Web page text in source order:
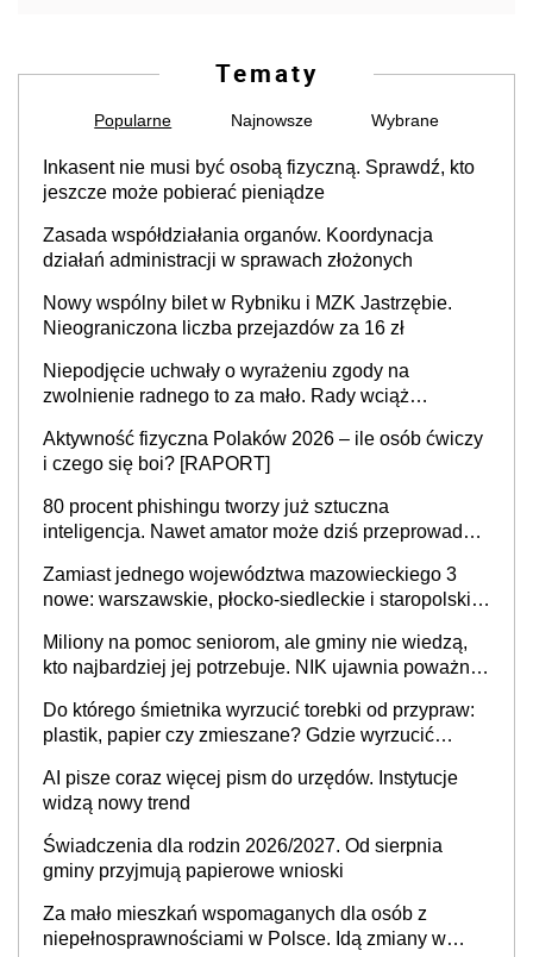
Tematy
Popularne Najnowsze Wybrane
Inkasent nie musi być osobą fizyczną. Sprawdź, kto
jeszcze może pobierać pieniądze
Zasada współdziałania organów. Koordynacja
działań administracji w sprawach złożonych
Nowy wspólny bilet w Rybniku i MZK Jastrzębie.
Nieograniczona liczba przejazdów za 16 zł
Niepodjęcie uchwały o wyrażeniu zgody na
zwolnienie radnego to za mało. Rady wciąż
sprawy
Aktywność fizyczna Polaków 2026 – ile osób ćwiczy
i czego się boi? [RAPORT]
80 procent phishingu tworzy już sztuczna
inteligencja. Nawet amator może dziś przeprowadzić
Zamiast jednego województwa mazowieckiego 3
nowe: warszawskie, płocko-siedleckie i staropolskie.
stołecznych
Miliony na pomoc seniorom, ale gminy nie wiedzą,
kto najbardziej jej potrzebuje. NIK ujawnia poważną
Do którego śmietnika wyrzucić torebki od przypraw:
plastik, papier czy zmieszane? Gdzie wyrzucić
AI pisze coraz więcej pism do urzędów. Instytucje
widzą nowy trend
Świadczenia dla rodzin 2026/2027. Od sierpnia
gminy przyjmują papierowe wnioski
Za mało mieszkań wspomaganych dla osób z
niepełnosprawnościami w Polsce. Idą zmiany w